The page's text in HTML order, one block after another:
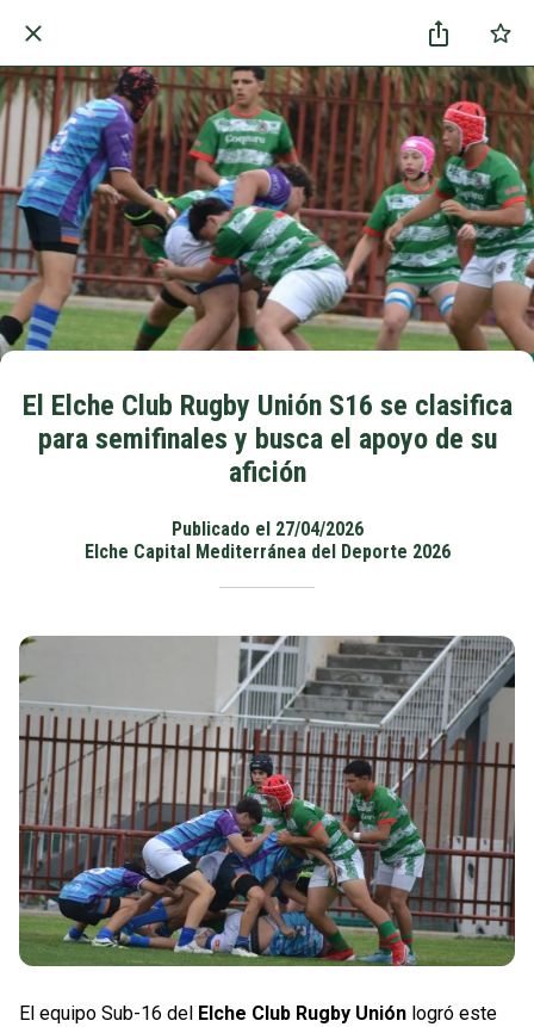
El Elche Club Rugby Unión S16 se clasifica
para semifinales y busca el apoyo de su
afición
Publicado el 27/04/2026
Elche Capital Mediterránea del Deporte 2026
El equipo Sub-16 del Elche Club Rugby Unión logró este